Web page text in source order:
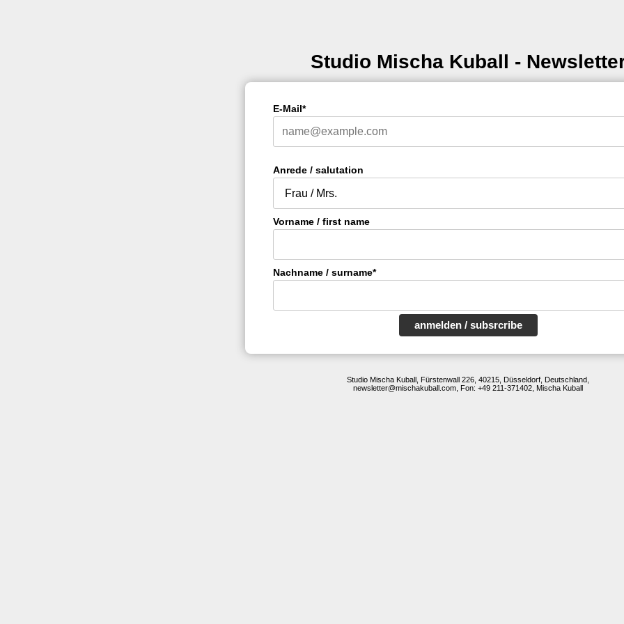
Studio Mischa Kuball -
E-Mail*
Anrede / salutation
Vorname / first name
Nachname / surname*
anmelden / subsrcribe
Studio Mischa Kuball, Fürstenwall 226, 40215, Düsseldorf, Deutschland,
newsletter@mischakuball.com, Fon: +49 211-371402, Mischa Kuball